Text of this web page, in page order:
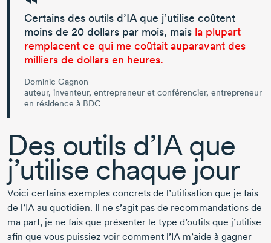
Certains des outils d’IA que j’utilise coûtent
moins de 20 dollars par mois, mais la plupart
remplacent ce qui me coûtait auparavant des
milliers de dollars en heures.
Dominic Gagnon
auteur, inventeur, entrepreneur et conférencier, entrepreneur
en résidence à BDC
Des outils d’IA que
j’utilise chaque jour
Voici certains exemples concrets de l’utilisation que je fais
de l’IA au quotidien. Il ne s’agit pas de recommandations de
ma part, je ne fais que présenter le type d’outils que j’utilise
afin que vous puissiez voir comment l’IA m’aide à gagner